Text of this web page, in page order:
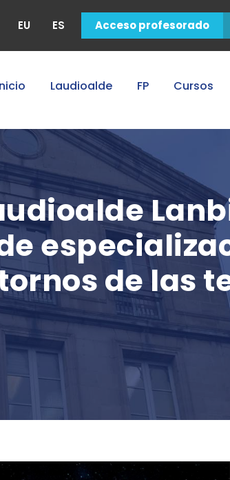
EU ES Acceso profesorado
Laudioalde FP Cursos
de las